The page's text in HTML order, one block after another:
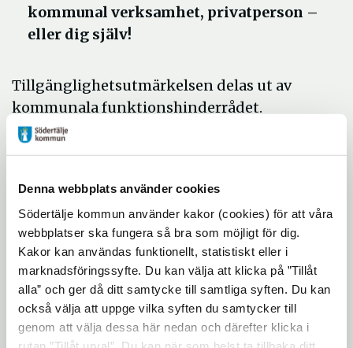
Denna webbplats använder cookies
Södertälje kommun använder kakor (cookies) för att våra
webbplatser ska fungera så bra som möjligt för dig.
Kakor kan användas funktionellt, statistiskt eller i
marknadsföringssyfte. Du kan välja att klicka på ”Tillåt
alla” och ger då ditt samtycke till samtliga syften. Du kan
också välja att uppge vilka syften du samtycker till
genom att välja dessa här nedan och därefter klicka i
kommunal verksamhet, privatperson –
eller dig själv!
Tillgänglighetsutmärkelsen delas ut av
kommunala funktionshinderrådet.
För att få utmärkelsen ska den nominerade
ha gjort någonting som förbättrar
tillgängligheten för personer med
Det kan handla om att:
Förbättra framkomligheten i
inomhus- och utomhusmiljöer
Bidra till att personer med
funktionsnedsättning kan delta i